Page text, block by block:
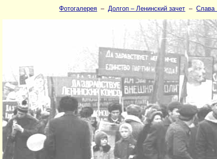
Фотогалерея –Долгоп – Ленинский зачет –Слава